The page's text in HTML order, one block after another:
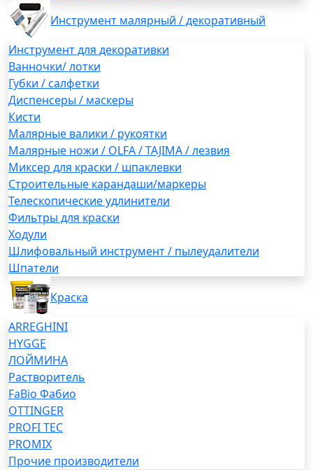
Инструмент малярный / декоративный
Инструмент для декоративки
Ванночки/ лотки
Губки / салфетки
Диспенсеры / маскеры
Кисти
Малярные валики / рукоятки
Малярные ножи / OLFA / TAJIMA / лезвия
Миксер для краски / шпаклевки
Строительные карандаши/маркеры
Телескопические удлинители
Фильтры для краски
Ходули
Шлифовальный инструмент / пылеудалители
Шпатели
Краска
ARREGHINI
HYGGE
ЛОЙМИНА
Растворитель
FaBio Фабио
OTTINGER
PROFI TEC
PROMIX
Прочие производители